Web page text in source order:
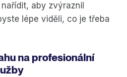
aby zvýraznil
lépe viděli, co je třeba
na profesionální